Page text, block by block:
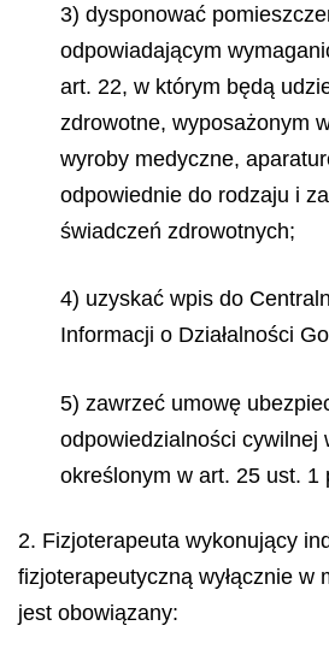
3) dysponować
odpowiadającym
art. 22, w którym będą
zdrowotne, wyposażonym
wyroby medyczne,
odpowiednie do rodzaju i
świadczeń zdrowotnych;
4) uzyskać wpis do
Informacji o Działalności
5) zawrzeć umowę
odpowiedzialności cywilnej
określonym w art. 25 ust. 1
2. Fizjoterapeuta wykonujący
fizjoterapeutyczną wyłącznie w
jest obowiązany: